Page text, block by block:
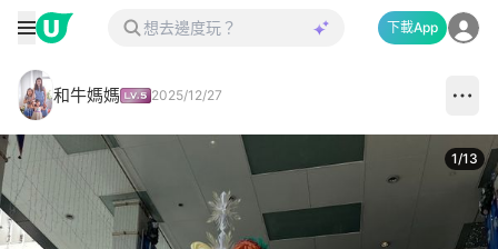
下載App
和牛媽媽 2025/12/27
1/13